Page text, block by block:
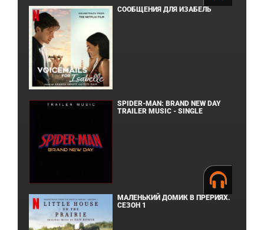
СООБЩЕНИЯ ДЛЯ ИЗАБЕЛЬ
SPIDER-MAN: BRAND NEW DAY
TRAILER MUSIC - SINGLE
МАЛЕНЬКИЙ ДОМИК В ПРЕРИЯХ.
СЕЗОН 1